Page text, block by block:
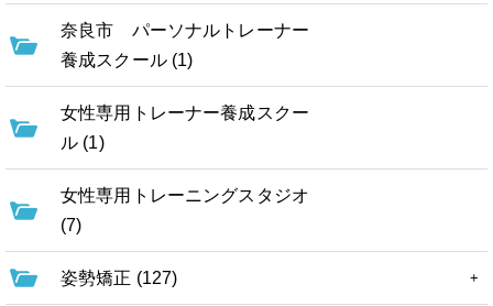
奈良市 パーソナルトレーナー
養成スクール (1)
女性専用トレーナー養成スクー
ル (1)
女性専用トレーニングスタジオ
(7)
姿勢矯正 (127)